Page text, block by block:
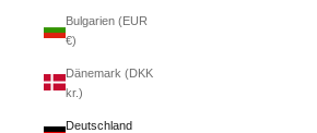
Bulgarien (EUR
€)
Dänemark (DKK
kr.)
Deutschland